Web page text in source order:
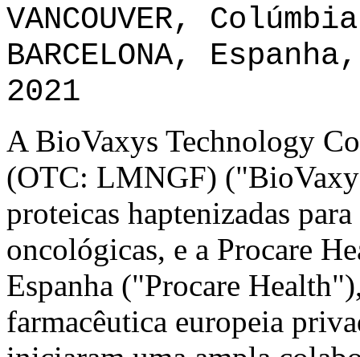
VANCOUVER,
BARCELONA,
2021
A BioVaxys Technology
(OTC: LMNGF)
proteicas haptenizadas
oncológicas, e a Procare
Espanha ("Procare
farmacêutica europeia